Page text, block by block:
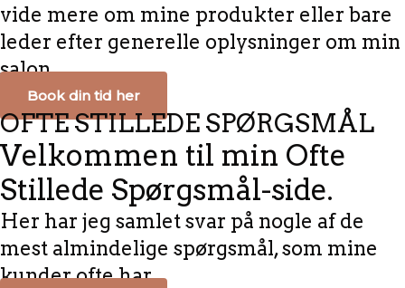
vide mere om mine produkter eller bare
leder efter generelle oplysninger om min
salon
Book din tid her
OFTE STILLEDE SPØRGSMÅL
Velkommen til min Ofte
Stillede Spørgsmål-side.
Her har jeg samlet svar på nogle af de
mest almindelige spørgsmål, som mine
kunder ofte har.